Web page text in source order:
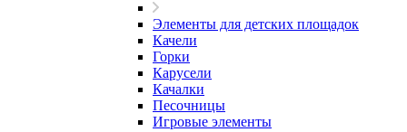
Элементы для детских площадок
Качели
Горки
Карусели
Качалки
Песочницы
Игровые элементы